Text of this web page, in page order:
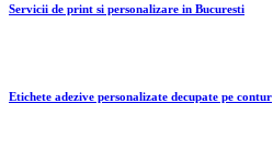
Servicii de print si personalizare in Bucuresti
Etichete adezive personalizate decupate pe contur